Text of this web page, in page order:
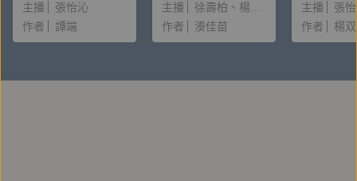
主播
張怡沁
作者
譚端
主播 徐壽柏
楊雅淳
作者
湊佳苗
主播
張
作者
楊